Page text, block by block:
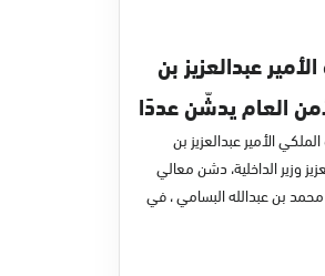
عبدالعزيز بن
العام يدشّن عددًا
العام في منصة
الأمير عبدالعزيز بن
وزير الداخلية، دشن معالي
محمد بن عبدالله البسامي ، في